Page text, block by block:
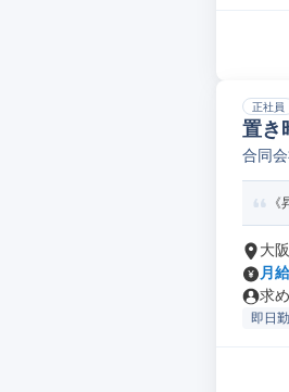
正社員
置き
合同
大
月
求
即日